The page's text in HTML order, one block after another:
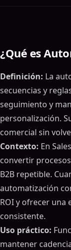
¿Qué es
Definición: La
secuencias y
seguimiento y
personalización.
comercial sin
Contexto: En
convertir
B2B repetible.
automatización
ROI y ofrecer una
consistente.
Uso práctico:
mantener